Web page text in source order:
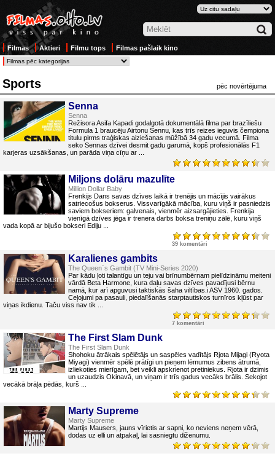
Filmas Aktieri Filmu tops Filmas pašlaik kino
Sports pēc novērtējuma
Senna
Senna
Režisora Asifa Kapadi godalgotā dokumentālā filma par brazīliešu
Formula 1 braucēju Airtonu Sennu, kas trīs reizes ieguvis čempiona
titulu pirms traģiskas aiziešanas mūžībā 34 gadu vecumā. Filma
seko Sennas dzīvei desmit gadu garumā, kopš profesionālās F1
karjeras uzsākšanas, un parāda viņa cīņu ar ...
Miljons dolāru mazulīte
Million Dollar Baby
Frenkijs Dans savas dzīves laikā ir trenējis un mācījis vairākus
satriecošus bokserus. Vissvarīgākā mācība, kuru viņš ir pasniedzis
saviem bokseriem: galvenais, vienmēr aizsargājieties. Frenkija
vienīgā dzīves jēga ir trenera darbs boksa treniņu zālē, kuru viņš
vada kopā ar bijušo bokseri Ediju ...
39 komentāri
Karalienes gambits
The Queen`s Gambit (TV Mini-Series 2020)
Par kādu ļoti talantīgu un teju vai brīnumbērnam pielīdzināmu meiteni
vārdā Beta Harmone, kura daļu savas dzīves pavadījusi bērnu
namā, kur arī apguvusi taktiskās šaha viltības.i ASV 1960. gados.
Ceļojumi pa pasauli, piedalīšanās starptautiskos turnīros kļūst par
viņas ikdienu. Taču viss nav tik ...
7 komentāri
The First Slam Dunk
The First Slam Dunk
Shohoku ātrākais spēlētājs un saspēles vadītājs Rjota Mijagi (Ryota
Miyagi) vienmēr spēlē prātīgi un pieņem lēmumus zibens ātrumā,
izliekoties mierīgam, bet veikli apskrienot pretiniekus. Rjota ir dzimis
un uzaudzis Okinavā, un viņam ir trīs gadus vecāks brālis. Sekojot
vecākā brāļa pēdās, kurš ...
Marty Supreme
Marty Supreme
Martijs Mausers, jauns vīrietis ar sapni, ko neviens neņem vērā,
dodas uz elli un atpakaļ, lai sasniegtu diženumu.